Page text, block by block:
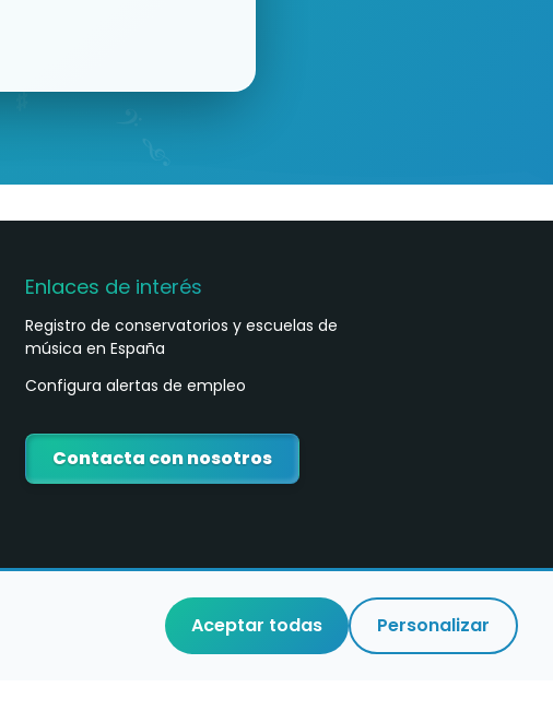
Enlaces de interés
Registro de conservatorios y escuelas de
música en España
Configura alertas de empleo
Contacta con nosotros
Aceptar todas Personalizar